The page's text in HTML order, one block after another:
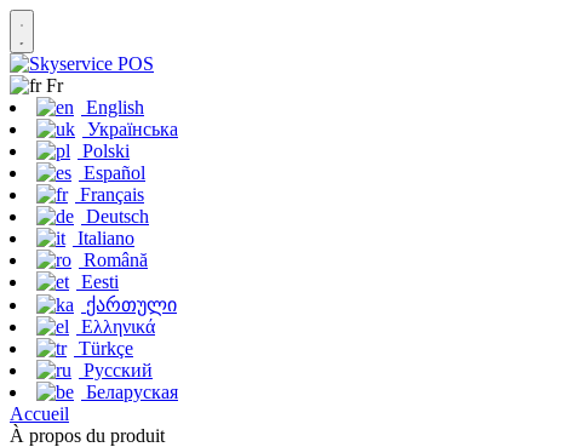
Fr
English
Українська
Polski
Español
Français
Deutsch
Italiano
Română
Eesti
ქართული
Ελληνικά
Türkçe
Русский
Беларуская
Accueil
À propos du produit